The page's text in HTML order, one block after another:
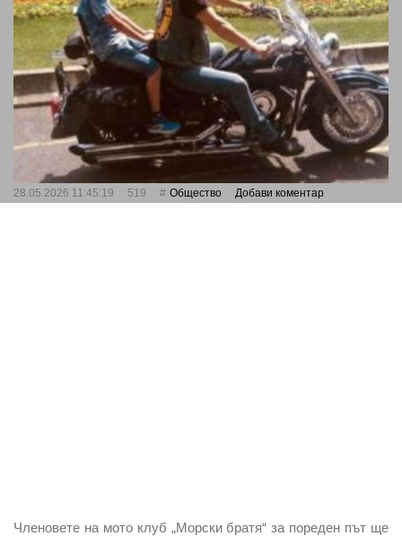
28.05.2026 11:45:19 519 Общество Добави коментар
Членовете на мото клуб „Морски братя“ за пореден път ще